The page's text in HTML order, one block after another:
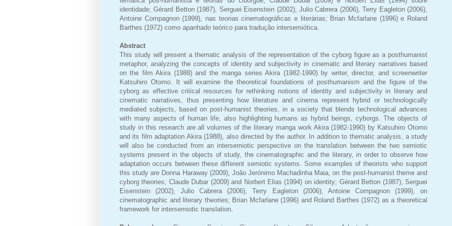
identidade; Gérard Betton (1987), Serguei Eisenstein (2002), Julio Cabrera (2006), Terry Eagleton (2006),
Antoine Compagnon (1999), nas teorias cinematográficas e literárias; Brian Mcfarlane (1996) e Roland
Barthes (1972) como apanhado teórico para tradução intersemiótica.
Abstract
This study will present a thematic analysis of the representation of the cyborg figure as a posthumanist
metaphor, analyzing the concepts of identity and subjectivity in cinematic and literary narratives based
on the film Akira (1988) and the manga series Akira (1982-1990) by writer, director, and screenwriter
Katsuhiro Otomo. It will examine the theoretical foundations of posthumanism and the figure of the
cyborg as effective critical resources for rethinking notions of identity and subjectivity in literary and
cinematic narratives, thus presenting how literature and cinema represent hybrid or technologically
mediated subjects, based on post-humanist theories, in a society that blends technological advances
with many aspects of human life, also highlighting humans as hybrid beings, cyborgs. The objects of
study in this research are all volumes of the literary manga work Akira (1982-1990) by Katsuhiro Otomo
and its film adaptation Akira (1988), also directed by the author. In addition to thematic analysis, a study
will also be conducted from an intersemiotic perspective on the translation between the two semiotic
systems present in the objects of study, the cinematographic and the literary, in order to observe how
adaptation occurs between these different semiotic systems. Some examples of theorists who support
this study are Donna Haraway (2009), João Jerónimo Machadinha Maia, on the post-humanist theme and
cyborg theories; Claude Dubar (2009) and Norbert Elias (1994) on identity; Gérard Betton (1987), Serguei
Eisenstein (2002), Julio Cabrera (2006), Terry Eagleton (2006), Antoine Compagnon (1999), on
cinematographic and literary theories; Brian Mcfarlane (1996) and Roland Barthes (1972) as a theoretical
framework for intersemiotic translation.